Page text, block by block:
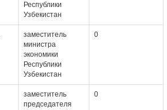
Республики
Узбекистан
заместитель
министра
экономики
Республики
Узбекистан
0
заместитель
председателя
0